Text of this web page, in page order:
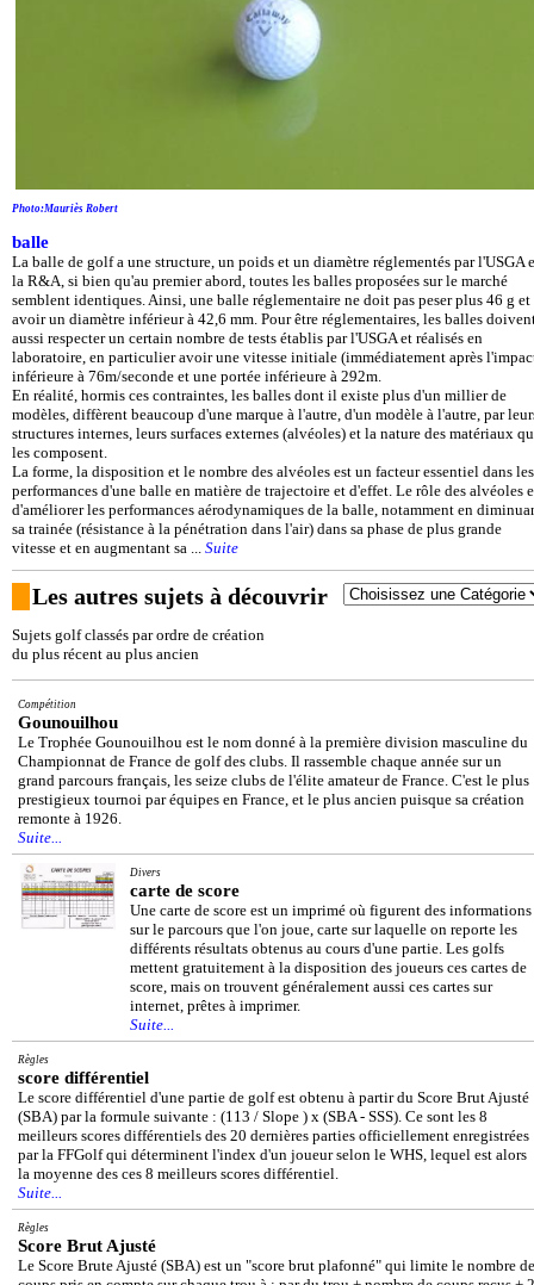
Photo:Mauriès Robert
balle
La balle de golf a une structure, un poids et un diamètre réglementés par l'USGA
la R&A, si bien qu'au premier abord, toutes les balles proposées sur le marché
semblent identiques. Ainsi, une balle réglementaire ne doit pas peser plus 46 g et
avoir un diamètre inférieur à 42,6 mm. Pour être réglementaires, les balles
aussi respecter un certain nombre de tests établis par l'USGA et réalisés en
laboratoire, en particulier avoir une vitesse initiale (immédiatement après
inférieure à 76m/seconde et une portée inférieure à 292m.
En réalité, hormis ces contraintes, les balles dont il existe plus d'un millier de
modèles, diffèrent beaucoup d'une marque à l'autre, d'un modèle à l'autre, par
structures internes, leurs surfaces externes (alvéoles) et la nature des matériaux
les composent.
La forme, la disposition et le nombre des alvéoles est un facteur essentiel dans les
performances d'une balle en matière de trajectoire et d'effet. Le rôle des alvéoles
d'améliorer les performances aérodynamiques de la balle, notamment en
sa trainée (résistance à la pénétration dans l'air) dans sa phase de plus grande
vitesse et en augmentant sa ... Suite
Les autres sujets à découvrir
Sujets golf classés par ordre de création
du plus récent au plus ancien
Compétition
Gounouilhou
Le Trophée Gounouilhou est le nom donné à la première division masculine du
Championnat de France de golf des clubs. Il rassemble chaque année sur un
grand parcours français, les seize clubs de l'élite amateur de France. C'est le plus
prestigieux tournoi par équipes en France, et le plus ancien puisque sa création
remonte à 1926.
Suite...
Divers
carte de score
Une carte de score est un imprimé où figurent des informations
sur le parcours que l'on joue, carte sur laquelle on reporte les
différents résultats obtenus au cours d'une partie. Les golfs
mettent gratuitement à la disposition des joueurs ces cartes de
score, mais on trouvent généralement aussi ces cartes sur
internet, prêtes à imprimer.
Suite...
Règles
score différentiel
Le score différentiel d'une partie de golf est obtenu à partir du Score Brut Ajusté
(SBA) par la formule suivante : (113 / Slope ) x (SBA - SSS). Ce sont les 8
meilleurs scores différentiels des 20 dernières parties officiellement enregistrées
par la FFGolf qui déterminent l'index d'un joueur selon le WHS, lequel est alors
la moyenne des ces 8 meilleurs scores différentiel.
Suite...
Règles
Score Brut Ajusté
Le Score Brute Ajusté (SBA) est un "score brut plafonné" qui limite le nombre de